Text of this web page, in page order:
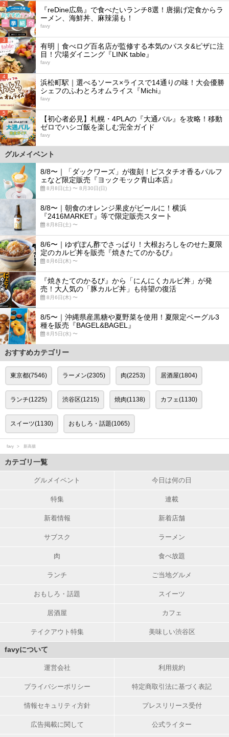
2
『reDine広島』で食べたいランチ8選！唐揚げ定食からラ
ーメン、海鮮丼、麻辣湯も！
favy
3
有明｜食べログ百名店が監修する本気のパスタ&ピザに注
目！穴場ダイニング『LINK table』
favy
4
浜松町駅｜選べるソース×ライスで14通りの味！大会優勝
シェフのふわとろオムライス『Michi』
favy
5
【初心者必見】札幌・4PLAの『大通バル』を攻略！移動
ゼロでハシゴ飯を楽しむ完全ガイド
favy
グルメイベント
8/8〜｜「ダックワーズ」が復刻！ピスタチオ香るパルフ
ェなど限定販売『ヨックモック青山本店』
8月8日(土) 〜 8月30日(日)
8/8〜｜朝食のオレンジ果皮がビールに！横浜
『2416MARKET』等で限定販売スタート
8月8日(土) 〜
8/6〜｜ゆずぽん酢でさっぱり！大根おろしをのせた夏限
定のカルビ丼を販売『焼きたてのかるび』
8月6日(木) 〜
『焼きたてのかるび』から「にんにくカルビ丼」が発
売！大人気の「豚カルビ丼」も待望の復活
8月6日(木) 〜
8/5〜｜沖縄県産黒糖や夏野菜を使用！夏限定ベーグル3
種を販売『BAGEL&BAGEL』
8月5日(水) 〜
おすすめカテゴリー
東京都(7546) ラーメン(2305) 肉(2253) 居酒屋(1804)
ランチ(1225) 渋谷区(1215) 焼肉(1138) カフェ(1130)
スイーツ(1130) おもしろ・話題(1065)
favy 新高揚
カテゴリ一覧
グルメイベント 今日は何の日
特集 連載
新着情報 新着店舗
サブスク ラーメン
肉 食べ放題
ランチ ご当地グルメ
おもしろ・話題 スイーツ
居酒屋 カフェ
テイクアウト特集 美味しい渋谷区
favyについて
運営会社 利用規約
プライバシーポリシー 特定商取引法に基づく表記
情報セキュリティ方針 プレスリリース受付
広告掲載に関して 公式ライター